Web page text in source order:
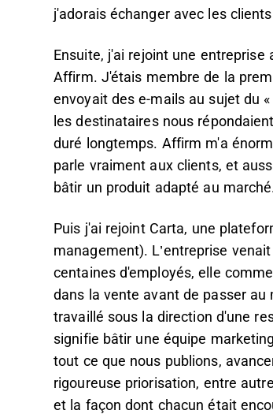
j'adorais échanger avec les
Ensuite, j'ai rejoint une
Affirm. J'étais membre de la
envoyait des e-mails au sujet du
les destinataires nous
duré longtemps. Affirm m'a
parle vraiment aux clients, et
bâtir un produit adapté au
Puis j'ai rejoint Carta, une
management). L’entreprise
centaines d'employés, elle
dans la vente avant de passer
travaillé sous la direction d'une
signifie bâtir une équipe
tout ce que nous publions,
rigoureuse priorisation, entre
et la façon dont chacun était